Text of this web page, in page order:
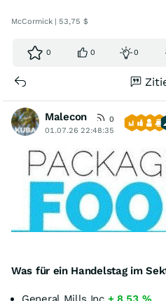
McCormick | 53,75 $
0 0 0
Malecon
0
01.07.26 22:48:35
Was für ein Handelstag im